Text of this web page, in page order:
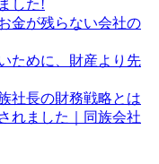
した!
金が残らない会社の
ために、財産より先
社長の財務戦略とは
れました｜同族会社